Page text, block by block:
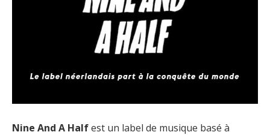
Nine And A Halfest un label de musique basé à